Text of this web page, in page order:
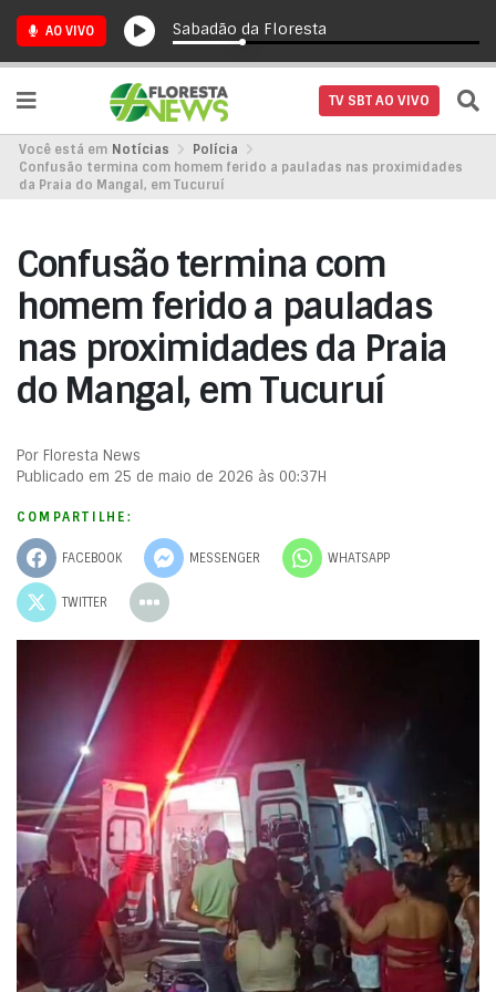
AO VIVO Sabadão da Floresta
TV SBT AO VIVO
Você está em Notícias
Polícia
Confusão termina com homem ferido a pauladas nas proximidades
da Praia do Mangal, em Tucuruí
Confusão termina com
homem ferido a pauladas
nas proximidades da Praia
do Mangal, em Tucuruí
Por Floresta News
Publicado em 25 de maio de 2026 às 00:37H
COMPARTILHE:
FACEBOOK MESSENGER WHATSAPP
TWITTER